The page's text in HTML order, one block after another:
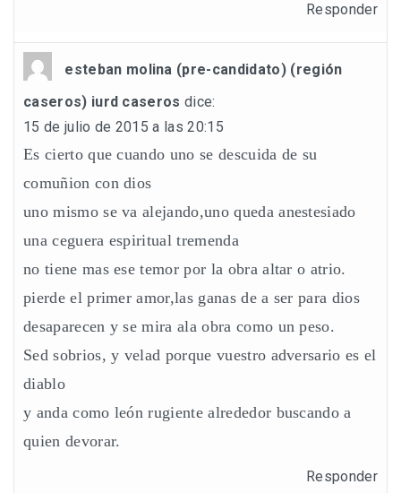
Responder
esteban molina (pre-candidato) (región
caseros) iurd caseros dice:
15 de julio de 2015 a las 20:15
Es cierto que cuando uno se descuida de su
comuñion con dios
uno mismo se va alejando,uno queda anestesiado
una ceguera espiritual tremenda
no tiene mas ese temor por la obra altar o atrio.
pierde el primer amor,las ganas de a ser para dios
desaparecen y se mira ala obra como un peso.
Sed sobrios, y velad porque vuestro adversario es el
diablo
y anda como león rugiente alrededor buscando a
quien devorar.
Responder